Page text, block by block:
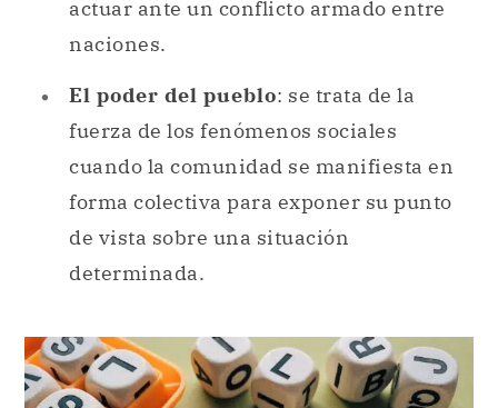
actuar ante un conflicto armado entre
naciones.
El poder del pueblo: se trata de la
fuerza de los fenómenos sociales
cuando la comunidad se manifiesta en
forma colectiva para exponer su punto
de vista sobre una situación
determinada.